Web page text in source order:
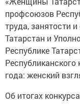
профсоюзов
труда, занятости
Татарстан и
Республике
года: женский
Об итогах